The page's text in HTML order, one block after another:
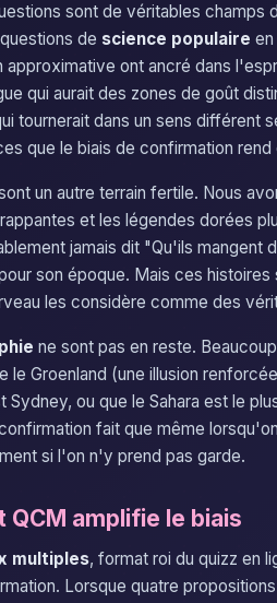
sont de véritables champs
de science populaire
approximative ont ancré dans
qui aurait des zones de goût
tournerait dans un sens différent
que le biais de confirmation
un autre terrain fertile. Nous
et les légendes dorées
jamais dit "Qu'ils mangent
son époque. Mais ces
les considère comme des
ne sont pas en reste.
le Groenland (une illusion
Sydney, ou que le Sahara est le
fait que même
si l'on n'y prend pas garde.
QCM amplifie le biais
multiples, format roi du quizz en
Lorsque quatre